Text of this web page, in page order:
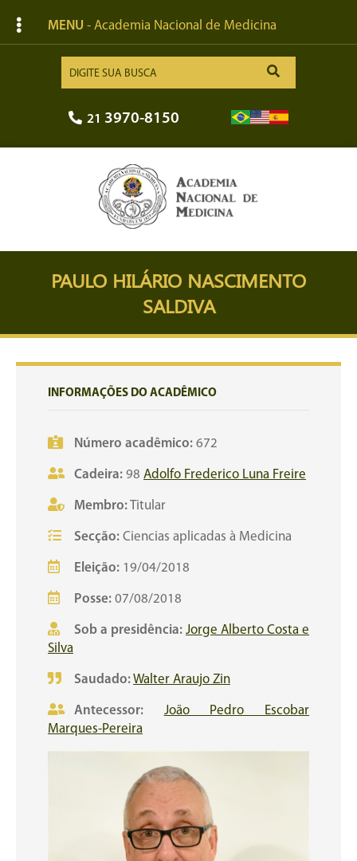
MENU - Academia Nacional de Medicina
21 3970-8150
PAULO HILÁRIO NASCIMENTO
SALDIVA
INFORMAÇÕES DO ACADÊMICO
Número acadêmico: 672
Cadeira: 98 Adolfo Frederico Luna Freire
Membro:Titular
Secção: Ciencias aplicadas à Medicina
Eleição: 19/04/2018
Posse: 07/08/2018
Sob a presidência: Jorge Alberto Costa e
Silva
Saudado:Walter Araujo Zin
Antecessor:
João Pedro Escobar
Marques-Pereira